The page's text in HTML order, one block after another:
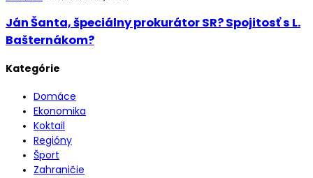
Ján Šanta, špeciálny prokurátor SR? Spojitosť s L.
Bašternákom?
Kategórie
Domáce
Ekonomika
Koktail
Regióny
Šport
Zahraničie